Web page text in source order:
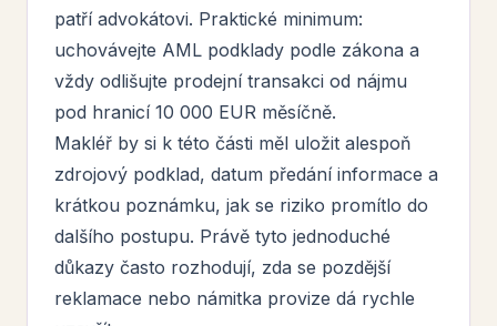
patří advokátovi. Praktické minimum:
uchovávejte AML podklady podle zákona a
vždy odlišujte prodejní transakci od nájmu
pod hranicí 10 000 EUR měsíčně.
Makléř by si k této části měl uložit alespoň
zdrojový podklad, datum předání informace a
krátkou poznámku, jak se riziko promítlo do
dalšího postupu. Právě tyto jednoduché
důkazy často rozhodují, zda se pozdější
reklamace nebo námitka provize dá rychle